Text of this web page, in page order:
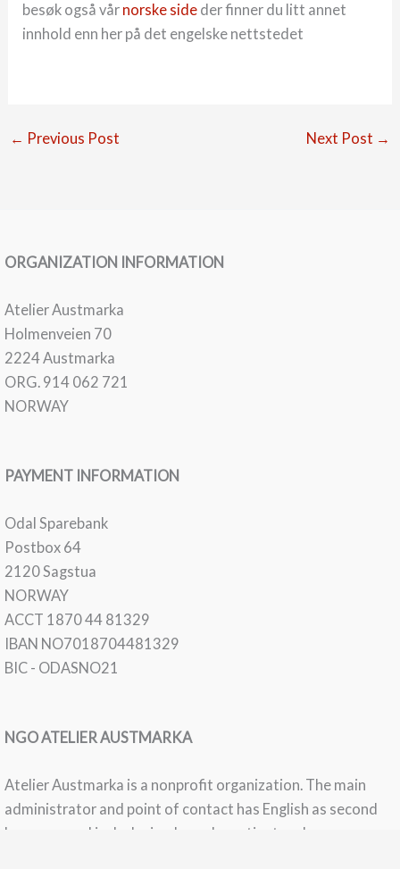
besøk også vår norske side der finner du litt annet
innhold enn her på det engelske nettstedet
← Previous Post Next Post →
ORGANIZATION INFORMATION
Atelier Austmarka
Holmenveien 70
2224 Austmarka
ORG. 914 062 721
NORWAY
PAYMENT INFORMATION
Odal Sparebank
Postbox 64
2120 Sagstua
NORWAY
ACCT 1870 44 81329
IBAN NO7018704481329
BIC - ODASNO21
NGO ATELIER AUSTMARKA
Atelier Austmarka is a nonprofit organization. The main
administrator and point of contact has English as second
language and is dyslexic, please be patient and